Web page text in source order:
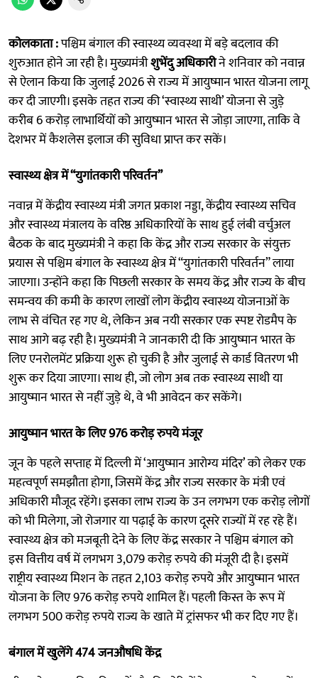
कोलकाता :पश्चिम बंगाल की स्वास्थ्य व्यवस्था में बड़े बदलाव की
शुरुआत होने जा रही है। मुख्यमंत्रीशुभेंदु अधिकारीने शनिवार को नवान्न
से ऐलान किया कि जुलाई 2026 से राज्य में आयुष्मान भारत योजना लागू
कर दी जाएगी। इसके तहत राज्य की ‘स्वास्थ्य साथी’ योजना से जुड़े
करीब 6 करोड़ लाभार्थियों को आयुष्मान भारत से जोड़ा जाएगा, ताकि वे
देशभर में कैशलेस इलाज की सुविधा प्राप्त कर सकें।
स्वास्थ्य क्षेत्र में “युगांतकारी परिवर्तन”
नवान्न में केंद्रीय स्वास्थ्य मंत्री जगत प्रकाश नड्डा, केंद्रीय स्वास्थ्य सचिव
और स्वास्थ्य मंत्रालय के वरिष्ठ अधिकारियों के साथ हुई लंबी वर्चुअल
बैठक के बाद मुख्यमंत्री ने कहा कि केंद्र और राज्य सरकार के संयुक्त
प्रयास से पश्चिम बंगाल के स्वास्थ्य क्षेत्र में “युगांतकारी परिवर्तन” लाया
जाएगा। उन्होंने कहा कि पिछली सरकार के समय केंद्र और राज्य के बीच
समन्वय की कमी के कारण लाखों लोग केंद्रीय स्वास्थ्य योजनाओं के
लाभ से वंचित रह गए थे, लेकिन अब नयी सरकार एक स्पष्ट रोडमैप के
साथ आगे बढ़ रही है। मुख्यमंत्री ने जानकारी दी कि आयुष्मान भारत के
लिए एनरोलमेंट प्रक्रिया शुरू हो चुकी है और जुलाई से कार्ड वितरण भी
शुरू कर दिया जाएगा। साथ ही, जो लोग अब तक स्वास्थ्य साथी या
आयुष्मान भारत से नहीं जुड़े थे, वे भी आवेदन कर सकेंगे।
आयुष्मान भारत के लिए 976 करोड़ रुपये मंजूर
जून के पहले सप्ताह में दिल्ली में ‘आयुष्मान आरोग्य मंदिर’ को लेकर एक
महत्वपूर्ण समझौता होगा, जिसमें केंद्र और राज्य सरकार के मंत्री एवं
अधिकारी मौजूद रहेंगे। इसका लाभ राज्य के उन लगभग एक करोड़ लोगों
को भी मिलेगा, जो रोजगार या पढ़ाई के कारण दूसरे राज्यों में रह रहे हैं।
स्वास्थ्य क्षेत्र को मजबूती देने के लिए केंद्र सरकार ने पश्चिम बंगाल को
इस वित्तीय वर्ष में लगभग 3,079 करोड़ रुपये की मंजूरी दी है। इसमें
राष्ट्रीय स्वास्थ्य मिशन के तहत 2,103 करोड़ रुपये और आयुष्मान भारत
योजना के लिए 976 करोड़ रुपये शामिल हैं। पहली किस्त के रूप में
लगभग 500 करोड़ रुपये राज्य के खाते में ट्रांसफर भी कर दिए गए हैं।
बंगाल में खुलेंगे 474 जनऔषधि केंद्र